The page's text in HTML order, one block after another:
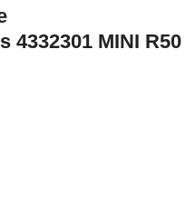
4332301 MINI R50